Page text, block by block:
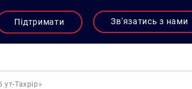
Підтримати Зв'язатись з нами
Тахрір»